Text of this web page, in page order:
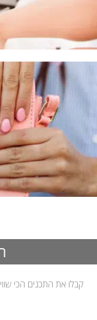
קבלו את התכנים הכי